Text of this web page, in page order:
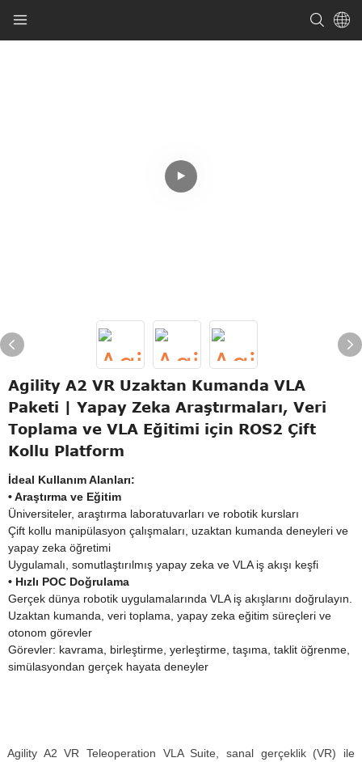
Agility A2 VR Uzaktan Kumanda VLA
Paketi | Yapay Zeka Araştırmaları, Veri
Toplama ve VLA Eğitimi için ROS2 Çift
Kollu Platform
İdeal Kullanım Alanları:
• Araştırma ve Eğitim
Üniversiteler, araştırma laboratuvarları ve robotik kursları
Çift kollu manipülasyon çalışmaları, uzaktan kumanda deneyleri ve
yapay zeka öğretimi
Uygulamalı, somutlaştırılmış yapay zeka ve VLA iş akışı keşfi
• Hızlı POC Doğrulama
Gerçek dünya robotik uygulamalarında VLA iş akışlarını doğrulayın.
Uzaktan kumanda, veri toplama, yapay zeka eğitim süreçleri ve
otonom görevler
Görevler: kavrama, birleştirme, yerleştirme, taşıma, taklit öğrenme,
simülasyondan gerçek hayata deneyler
Agility A2 VR Teleoperation VLA Suite, sanal gerçeklik (VR) ile